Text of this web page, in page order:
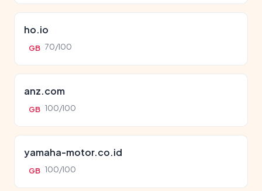
ho.io
GB 70/100
anz.com
GB 100/100
yamaha-motor.co.id
GB 100/100